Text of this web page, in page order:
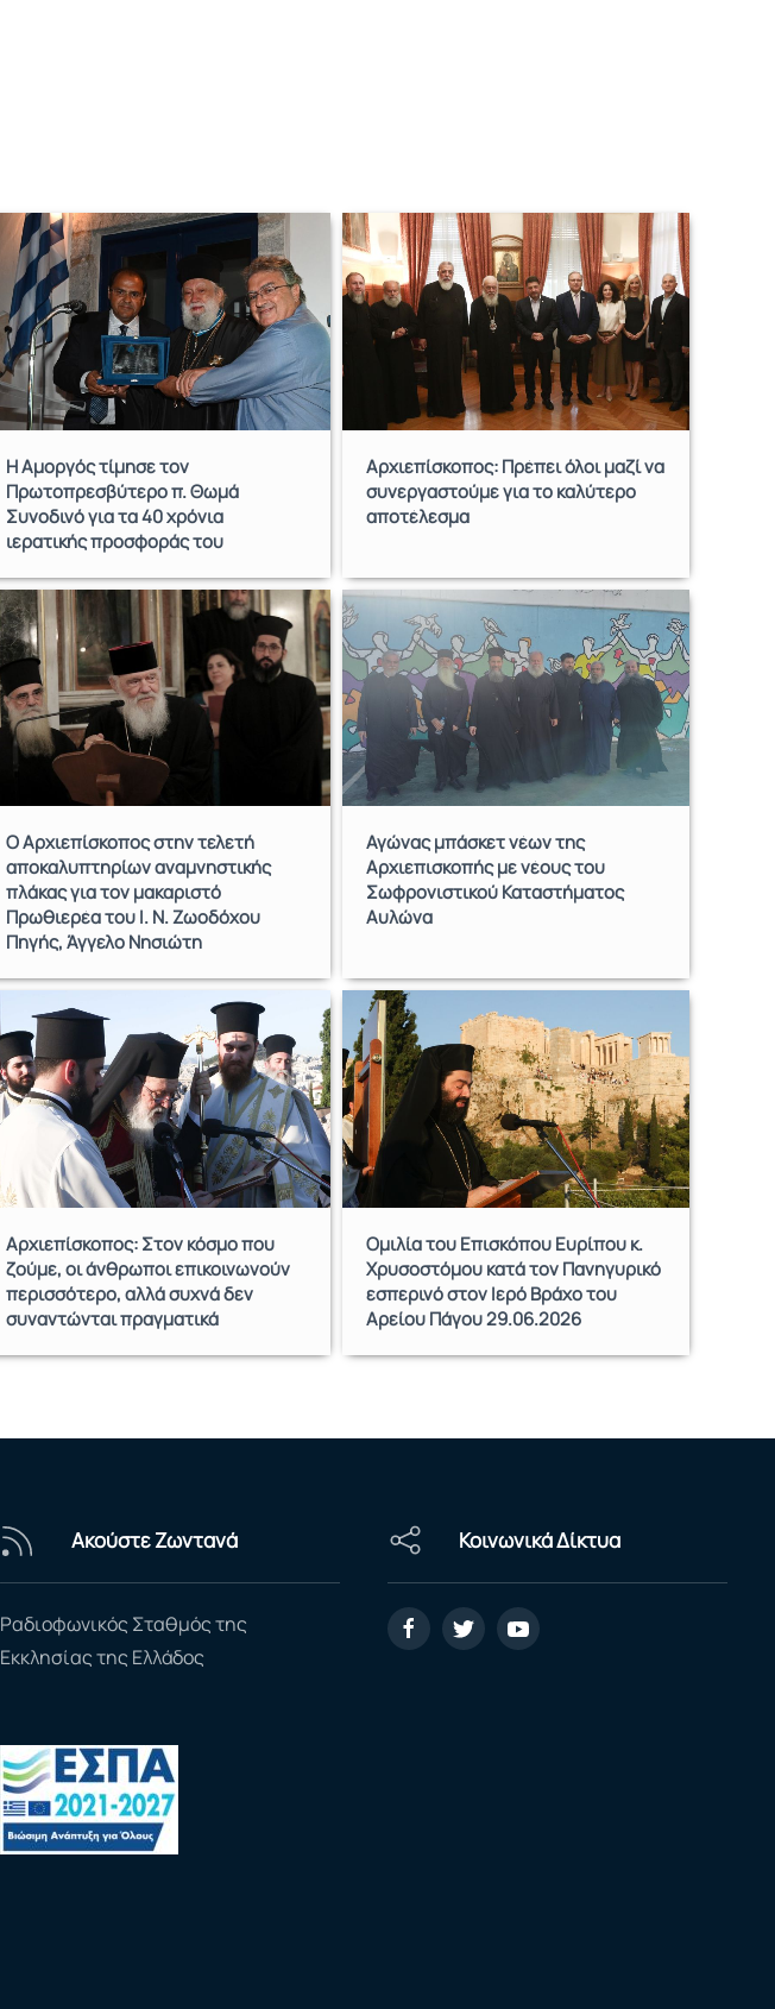
Η Αμοργός τίμησε τον
Πρωτοπρεσβύτερο π. Θωμά
Συνοδινό για τα 40 χρόνια
ιερατικής προσφοράς του
Αρχιεπίσκοπος: Πρέπει όλοι μαζί να
συνεργαστούμε για το καλύτερο
αποτέλεσμα
Ο Αρχιεπίσκοπος στην τελετή
αποκαλυπτηρίων αναμνηστικής
πλάκας για τον μακαριστό
Πρωθιερέα του Ι. Ν. Ζωοδόχου
Πηγής, Άγγελο Νησιώτη
Αγώνας μπάσκετ νέων της
Αρχιεπισκοπής με νέους του
Σωφρονιστικού Καταστήματος
Αυλώνα
Αρχιεπίσκοπος: Στον κόσμο που
ζούμε, οι άνθρωποι επικοινωνούν
περισσότερο, αλλά συχνά δεν
συναντώνται πραγματικά
Ομιλία του Επισκόπου Ευρίπου κ.
Χρυσοστόμου κατά τον Πανηγυρικό
εσπερινό στον Ιερό Βράχο του
Αρείου Πάγου 29.06.2026
Ακούστε Ζωντανά
Ραδιοφωνικός Σταθμός της
Εκκλησίας της Ελλάδος
Κοινωνικά Δίκτυα